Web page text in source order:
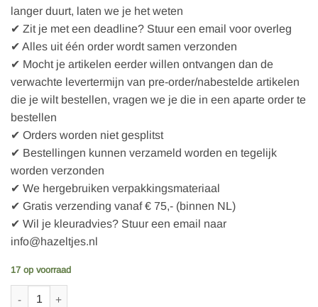
langer duurt, laten we je het weten
✔ Zit je met een deadline? Stuur een email voor overleg
✔ Alles uit één order wordt samen verzonden
✔ Mocht je artikelen eerder willen ontvangen dan de
verwachte levertermijn van pre-order/nabestelde artikelen
die je wilt bestellen, vragen we je die in een aparte order te
bestellen
✔ Orders worden niet gesplitst
✔ Bestellingen kunnen verzameld worden en tegelijk
worden verzonden
✔ We hergebruiken verpakkingsmateriaal
✔ Gratis verzending vanaf € 75,- (binnen NL)
✔ Wil je kleuradvies? Stuur een email naar
info@hazeltjes.nl
17 op voorraad
Bo Weevil Geweven band - zwart/wit zigzagpatroon - 25mm van